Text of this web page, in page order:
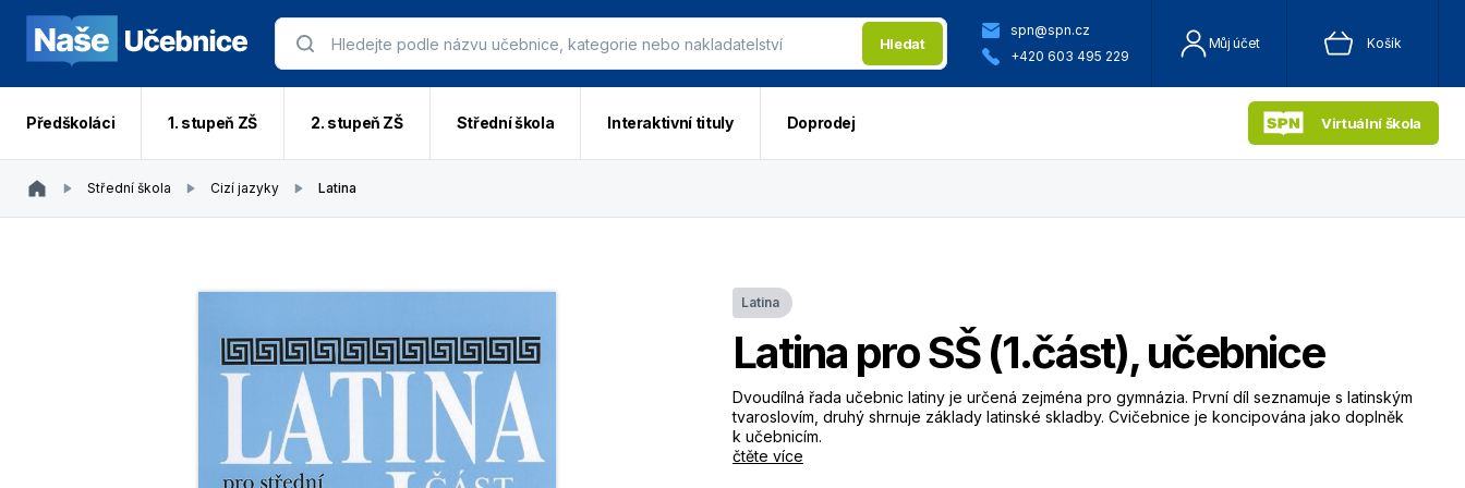
Hledat
spn@spn.cz
+420 603 495 229
Můj účet Košík
Předškoláci 1. stupeň ZŠ 2. stupeň ZŠ Střední škola Interaktivní tituly Doprodej Virtuální škola
Střední škola Cizí jazyky Latina
Latina
Latina pro SŠ (1.část), učebnice
Dvoudílná řada učebnic latiny je určená zejména pro gymnázia. První díl seznamuje s latinským
tvaroslovím, druhý shrnuje základy latinské skladby. Cvičebnice je koncipována jako doplněk
k učebnicím.
čtěte více